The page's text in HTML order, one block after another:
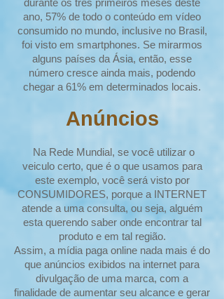
durante os três primeiros meses deste
ano, 57% de todo o conteúdo em vídeo
consumido no mundo, inclusive no Brasil,
foi visto em smartphones. Se mirarmos
alguns países da Ásia, então, esse
número cresce ainda mais, podendo
chegar a 61% em determinados locais.
Anúncios
Na Rede Mundial, se você utilizar o
veiculo certo, que é o que usamos para
este exemplo, você será visto por
CONSUMIDORES, porque a INTERNET
atende a uma consulta, ou seja, alguém
esta querendo saber onde encontrar tal
produto e em tal região.
Assim, a mídia paga online nada mais é do
que anúncios exibidos na internet para
divulgação de uma marca, com a
finalidade de aumentar seu alcance e gerar